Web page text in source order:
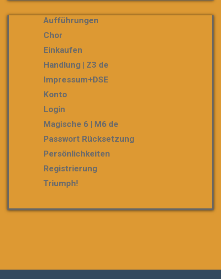
Aufführungen
Chor
Einkaufen
Handlung | Z3 de
Impressum+DSE
Konto
Login
Magische 6 | M6 de
Passwort Rücksetzung
Persönlichkeiten
Registrierung
Triumph!